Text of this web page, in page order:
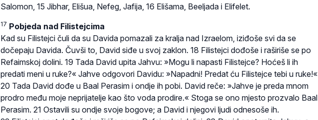
Salomon, 15 Jibhar, Elišua, Nefeg, Jafija, 16 Elišama, Beeljada i Elifelet.
17 Pobjeda nad Filistejcima
Kad su Filistejci čuli da su Davida pomazali za kralja nad Izraelom, iziđoše svi da se
dočepaju Davida. Čuvši to, David siđe u svoj zaklon. 18 Filistejci dođoše i raširiše se po
Refaimskoj dolini. 19 Tada David upita Jahvu: »Mogu li napasti Filistejce? Hoćeš li ih
predati meni u ruke?« Jahve odgovori Davidu: »Napadni! Predat ću Filistejce tebi u ruke!«
20 Tada David dođe u Baal Perasim i ondje ih pobi. David reče: »Jahve je preda mnom
prodro među moje neprijatelje kao što voda prodire.« Stoga se ono mjesto prozvalo Baal
Perasim. 21 Ostavili su ondje svoje bogove; a David i njegovi ljudi odnesoše ih.